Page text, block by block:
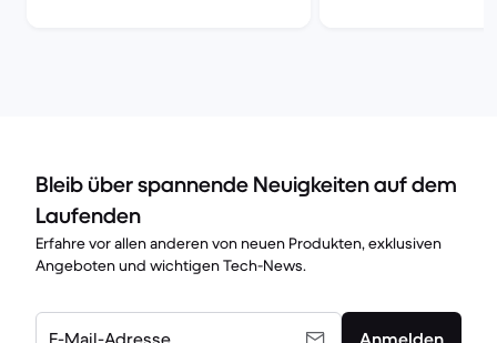
Bleib über spannende Neuigkeiten auf dem
Laufenden
Erfahre vor allen anderen von neuen Produkten, exklusiven
Angeboten und wichtigen Tech-News.
E-Mail-Adresse Anmelden